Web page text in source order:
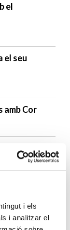
i els
i analitzar el
el
el seu
amb Cor
Mitjà,
a